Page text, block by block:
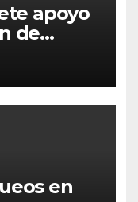
apoyo
de
por
en